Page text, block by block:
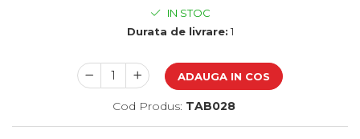
Cadouri pentru profesori
Cadouri pentru parinti
IN STOC
Durata de livrare: 1
ADAUGA IN COS
Cod Produs: TAB028